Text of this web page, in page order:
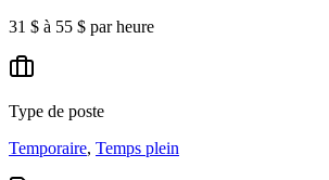
31 $ à 55 $ par heure
Type de poste
Temporaire, Temps plein